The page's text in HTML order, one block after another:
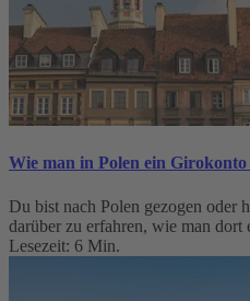
Wie man in Polen ein
Du bist nach Polen gezogen oder
darüber zu erfahren, wie man
Lesezeit: 6 Min.